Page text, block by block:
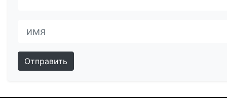
Отправить